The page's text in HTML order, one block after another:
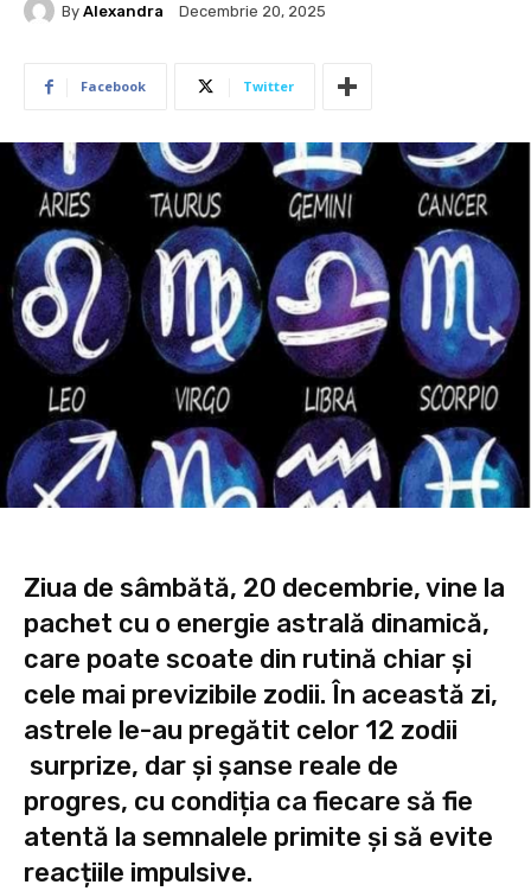
By Alexandra Decembrie 20, 2025
Facebook Twitter
Ziua de sâmbătă, 20 decembrie, vine la
pachet cu o energie astrală dinamică,
care poate scoate din rutină chiar și
cele mai previzibile zodii. În această zi,
astrele le-au pregătit celor 12 zodii
surprize, dar și șanse reale de
progres, cu condiția ca fiecare să fie
atentă la semnalele primite și să evite
reacțiile impulsive.